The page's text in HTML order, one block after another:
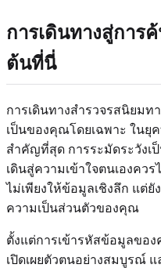
การเดินทางสู่การ
ต้นที่นี่
การเดินทางสำรวจรสนิยมท
เป็นของคุณโดยเฉพาะ ในยุ
สำคัญที่สุด การระมัดระวังเ
เดินสู่ความเข้าใจตนเองคว
ไม่เพียงให้ข้อมูลเชิงลึก แต่
ความเป็นส่วนตัวของคุณ
ตั้งแต่การเข้ารหัสข้อมูลขอ
เปิดเผยตัวตนอย่างสมบูรณ์